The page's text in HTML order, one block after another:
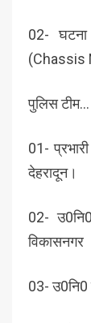
02-
(Chassis
पुलिस टीम…
01-
देहरादून।
02-
विकासनगर
03- उ0नि0